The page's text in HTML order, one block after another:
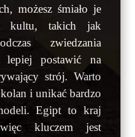
możesz śmiało je
kultu, takich jak
zwiedzania
lepiej postawić na
strój. Warto
i unikać bardzo
Egipt to kraj
kluczem jest